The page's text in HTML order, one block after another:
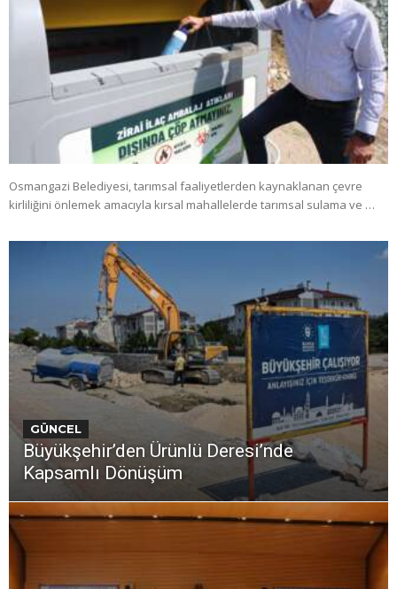
Osmangazi Belediyesi, tarımsal faaliyetlerden kaynaklanan çevre
kirliliğini önlemek amacıyla kırsal mahallelerde tarımsal sulama ve …
GÜNCEL
Büyükşehir’den Ürünlü Deresi’nde
Kapsamlı Dönüşüm